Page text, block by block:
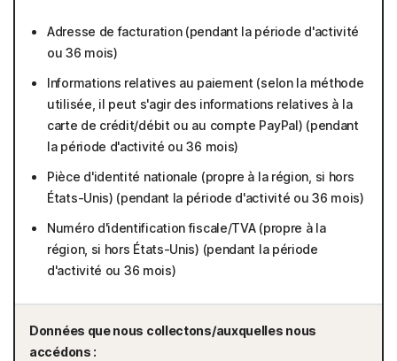
Adresse de facturation (pendant la période d'activité
ou 36 mois)
Informations relatives au paiement (selon la méthode
utilisée, il peut s'agir des informations relatives à la
carte de crédit/débit ou au compte PayPal) (pendant
la période d'activité ou 36 mois)
Pièce d'identité nationale (propre à la région, si hors
États-Unis) (pendant la période d'activité ou 36 mois)
Numéro d'identification fiscale/TVA (propre à la
région, si hors États-Unis) (pendant la période
d'activité ou 36 mois)
Données que nous collectons/auxquelles nous
accédons :